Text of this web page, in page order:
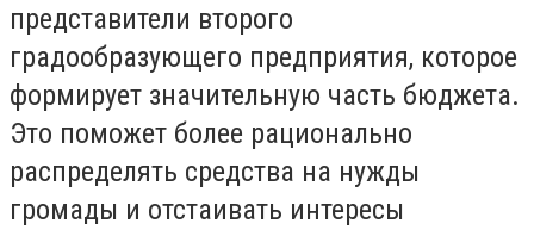
представители второго
градообразующего предприятия, которое
формирует значительную часть бюджета.
Это поможет более рационально
распределять средства на нужды
громады и отстаивать интересы